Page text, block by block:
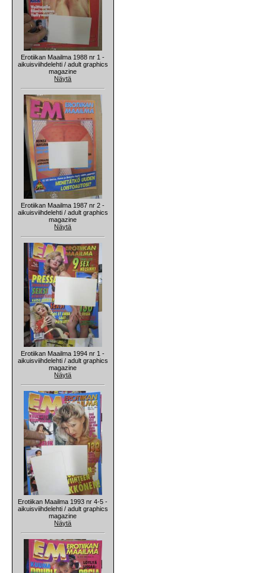
Erotiikan Maailma 1988 nr 1 -
aikuisviihdelehti / adult graphics
magazine
Näytä
Erotiikan Maailma 1987 nr 2 -
aikuisviihdelehti / adult graphics
magazine
Näytä
Erotiikan Maailma 1994 nr 1 -
aikuisviihdelehti / adult graphics
magazine
Näytä
Erotiikan Maailma 1993 nr 4-5 -
aikuisviihdelehti / adult graphics
magazine
Näytä